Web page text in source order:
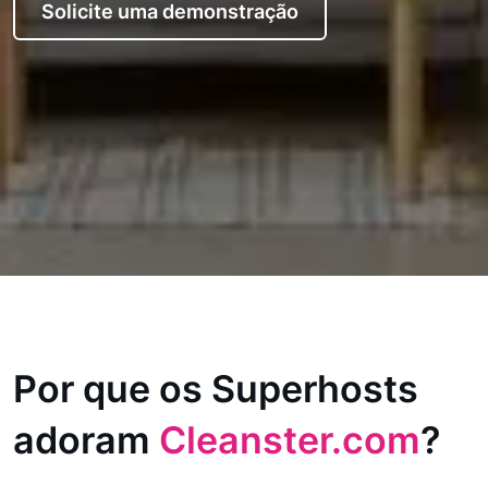
Solicite uma demonstração
Por que os Superhosts
adoram Cleanster.com?